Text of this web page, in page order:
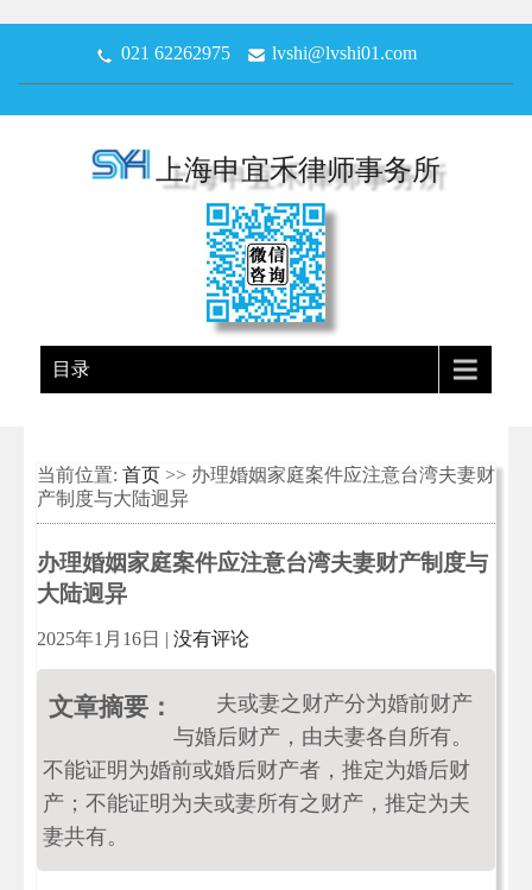
021 62262975 lvshi@lvshi01.com
上海申宜禾律师事务所
目录
当前位置: 首页 >> 办理婚姻家庭案件应注意台湾夫妻财
产制度与大陆迥异
办理婚姻家庭案件应注意台湾夫妻财产制度与
大陆迥异
2025年1月16日 | 没有评论
文章摘要：
夫或妻之财产分为婚前财产
与婚后财产，由夫妻各自所有。
不能证明为婚前或婚后财产者，推定为婚后财
产；不能证明为夫或妻所有之财产，推定为夫
妻共有。